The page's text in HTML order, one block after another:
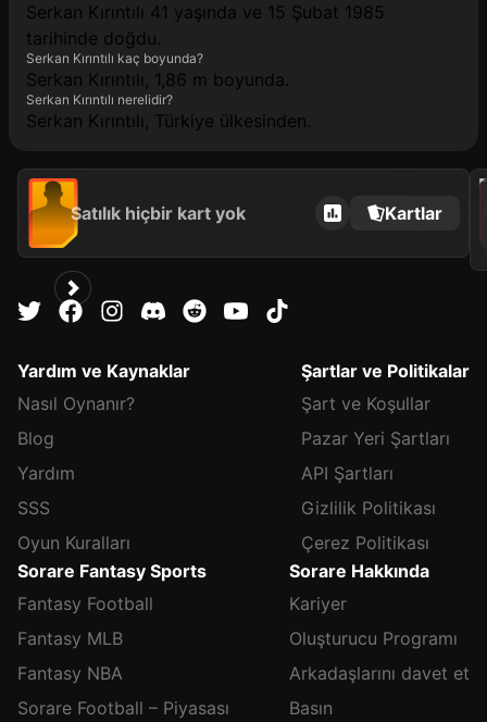
Serkan Kırıntılı 41 yaşında ve 15 Şubat 1985
tarihinde doğdu.
Serkan Kırıntılı kaç boyunda?
Serkan Kırıntılı, 1,86 m boyunda.
Serkan Kırıntılı nerelidir?
Serkan Kırıntılı, Türkiye ülkesinden.
Satılık hiçbir kart yok Kartlar
2021
Yardım ve Kaynaklar
Nasıl Oynanır?
Blog
Yardım
SSS
Oyun Kuralları
Şartlar ve Politikalar
Şart ve Koşullar
Pazar Yeri Şartları
API Şartları
Gizlilik Politikası
Çerez Politikası
Sorare Fantasy Sports
Fantasy Football
Fantasy MLB
Fantasy NBA
Sorare Football – Piyasası
Sorare Hakkında
Kariyer
Oluşturucu Programı
Arkadaşlarını davet et
Basın